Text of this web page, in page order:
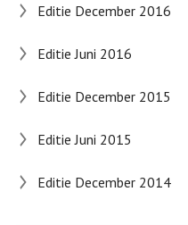
Editie December 2016
Editie Juni 2016
Editie December 2015
Editie Juni 2015
Editie December 2014